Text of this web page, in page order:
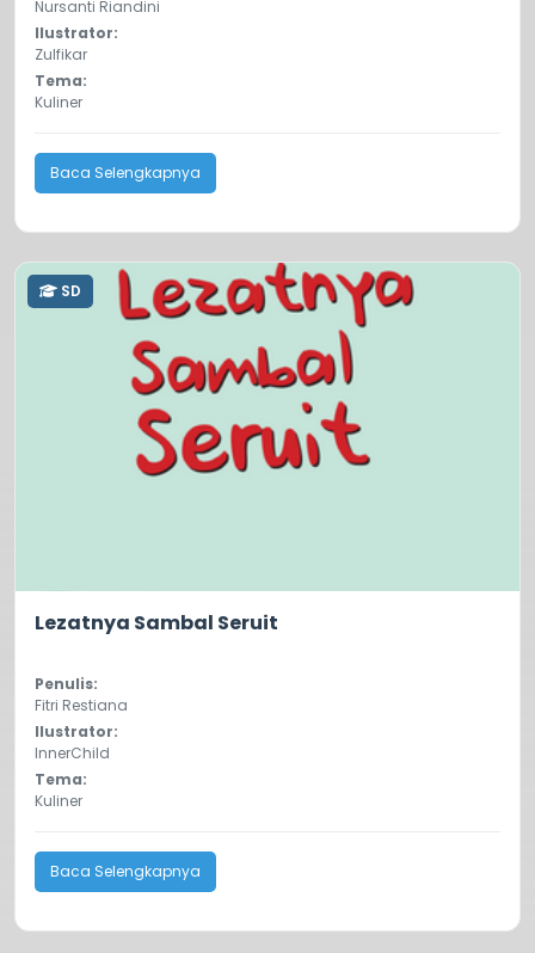
Nursanti Riandini
Ilustrator:
Zulfikar
Tema:
Kuliner
Baca Selengkapnya
SD
Lezatnya Sambal Seruit
Penulis:
Fitri Restiana
Ilustrator:
InnerChild
Tema:
Kuliner
Baca Selengkapnya